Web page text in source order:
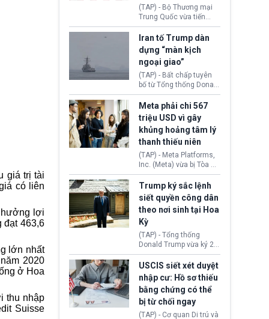
giá trị tài
có liên
hưởng lợi
đạt 463,6
lớn nhất
2020
ở Hoa
thu nhập
Suisse
(TAP) - Bộ Thương mại
Trung Quốc vừa tiến
hành áp đặt lệnh trừng
phạt lên hàng loạt thực
thể và siết chặt kiểm
soát xuất khẩu máy bay
không người lái (UAV)
sang Hoa Kỳ. Động thái
này nhằm đáp trả các
biện pháp hạn chế
thương mại, áp thuế mới
cùng lệnh cấm công
nghệ gần đây từ phía
Washington.
Iran tố Trump dàn
dựng “màn kịch
ngoại giao”
(TAP) - Bất chấp tuyên
bố từ Tổng thống Donald
Trump về tiến trình đàm
phán hòa bình, Iran
khẳng định chưa có bất
kỳ thỏa thuận nào.
Tehran cho rằng, Hoa Kỳ
chỉ đang dàn dựng “màn
kịch ngoại giao” để xoa
dịu căng thẳng.
Meta phải chi 567
triệu USD vì gây
khủng hoảng tâm lý
thanh thiếu niên
(TAP) - Meta Platforms,
Inc. (Meta) vừa bị Tòa án
bang New Mexico yêu
cầu đóng góp 567 triệu
USD vào một quỹ khắc
phục hậu quả. Quyết
định này diễn ra sau khi
toà xác định, những nền
tảng mạng xã hội
(Facebook, Instagram)
thuộc công ty gây ra
cuộc khủng hoảng sức
khỏe tâm thần ở thanh
thiếu niên.
Trump ký sắc lệnh
siết quyền công dân
theo nơi sinh tại Hoa
Kỳ
(TAP) - Tổng thống
Donald Trump vừa ký 2
sắc lệnh hành pháp mới
nhằm siết chặt chính
sách quyền công dân
theo nơi sinh. Động thái
diễn ra sau khi Tòa án
Tối cao Hoa Kỳ
(SCOTUS) hôm 30/7
USCIS siết xét duyệt
nhập cư: Hồ sơ thiếu
bằng chứng có thể
bị từ chối ngay
(TAP) - Cơ quan Di trú và